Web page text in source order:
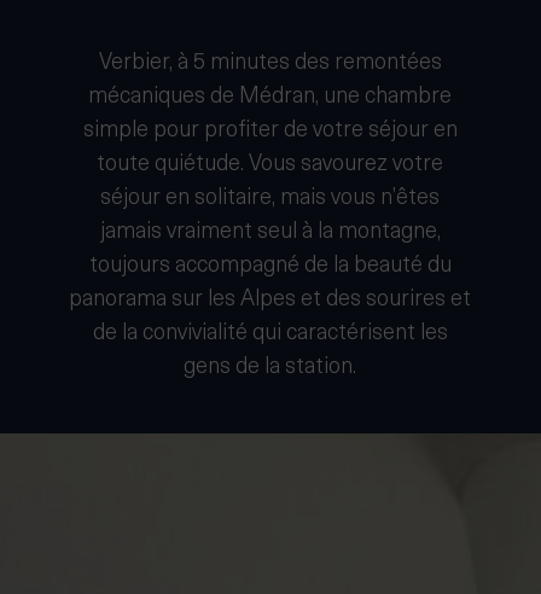
Verbier, à 5 minutes des remontées
mécaniques de Médran, une chambre
simple pour profiter de votre séjour en
toute quiétude. Vous savourez votre
séjour en solitaire, mais vous n’êtes
jamais vraiment seul à la montagne,
toujours accompagné de la beauté du
panorama sur les Alpes et des sourires et
de la convivialité qui caractérisent les
gens de la station.